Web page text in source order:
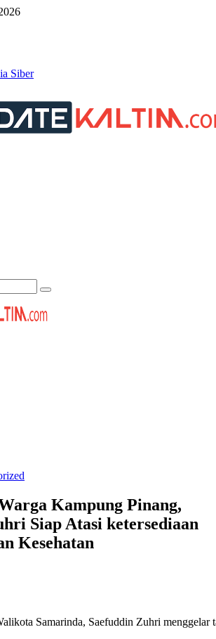
Siber
Kampung Pinang,
Siap Atasi ketersediaan
Kesehatan
Samarinda, Saefuddin Zuhri